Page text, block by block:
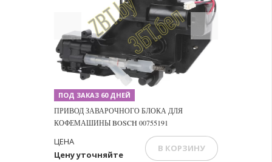
Previous Next
ПОД ЗАКАЗ 60 ДНЕЙ
ПРИВОД ЗАВАРОЧНОГО БЛОКА ДЛЯ
КОФЕМАШИНЫ BOSCH 00755191
Цену уточняйте
ЦЕНА
В КОРЗИНУ